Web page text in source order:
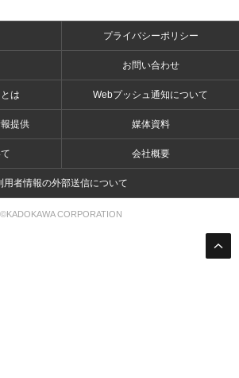
プライバシーポリシー
お問い合わせ
は Webプッシュ通知について
提供 媒体資料
会社概要
用者情報の外部送信について
©KADOKAWA CORPORATION